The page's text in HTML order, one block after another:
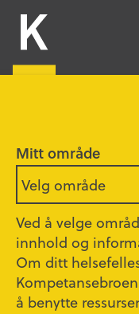
Mitt område
Velg område
Ved å velge
innhold og
Om ditt
å benytte
HOVEDINNHOLD
Delirium –
Oppdatert
Delirium er
dager)
redusert evne til